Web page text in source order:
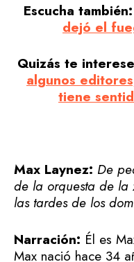
Escucha
dejó el
Quizás te
algunos
tiene
Max Laynez: De
de la orquesta de
las tardes de los
Narración: Él es
Max nació hace 34